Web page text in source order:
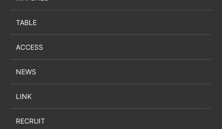
TABLE
ACCESS
NEWS
LINK
RECRUIT